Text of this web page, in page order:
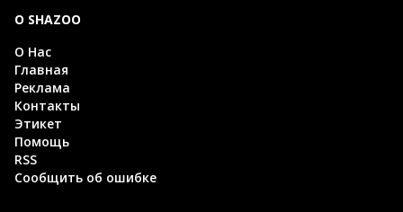
О SHAZOO
О Нас
Главная
Реклама
Контакты
Этикет
Помощь
RSS
Сообщить об ошибке